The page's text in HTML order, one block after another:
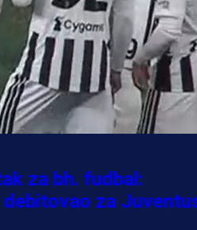
za bh. fudbal:
za